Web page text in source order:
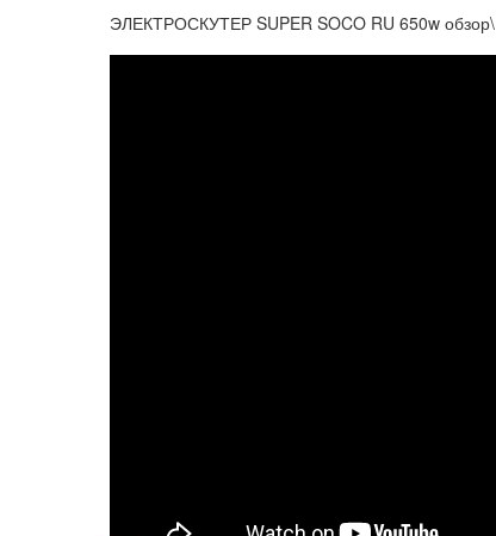
ЭЛЕКТРОСКУТЕР SUPER SOCO RU 650w обзор\